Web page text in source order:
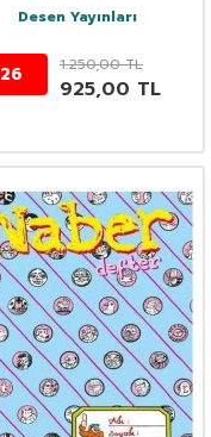
Desen Yayınları
26 1.250,00TL
925,00 TL